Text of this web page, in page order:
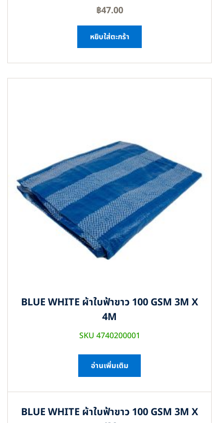
฿47.00
หยิบใส่ตะกร้า
BLUE WHITE ผ้าใบฟ้าขาว 100 GSM 3M X
4M
SKU 4740200001
อ่านเพิ่มเติม
BLUE WHITE ผ้าใบฟ้าขาว 100 GSM 3M X